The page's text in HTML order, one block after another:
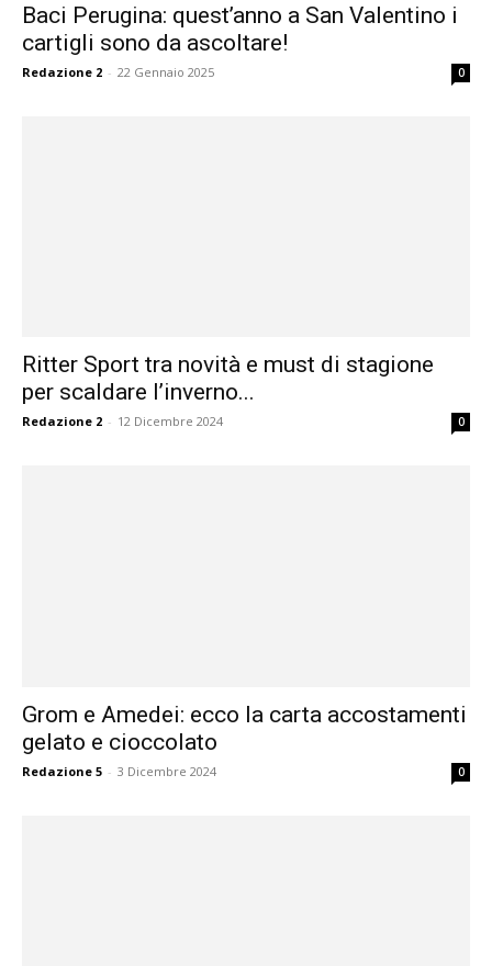
Baci Perugina: quest’anno a San Valentino i
cartigli sono da ascoltare!
Redazione 2 - 22 Gennaio 2025 0
Ritter Sport tra novità e must di stagione
per scaldare l’inverno...
Redazione 2 - 12 Dicembre 2024 0
Grom e Amedei: ecco la carta accostamenti
gelato e cioccolato
Redazione 5 - 3 Dicembre 2024 0